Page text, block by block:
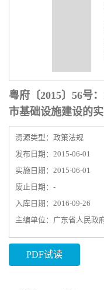
粤府〔2015〕56号
市基础设施建设的
资源类型：政策法规
发布日期：2015-06-01
实施日期：2015-06-01
废止日期：-
入库日期：2016-09-26
主编单位：广东省人民政
PDF试读